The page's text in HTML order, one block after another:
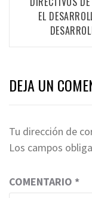
entradas
EL
DEJA UN
Tu dirección de
Los campos
COMENTARIO *